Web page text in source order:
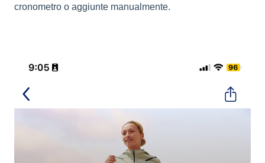
cronometro o aggiunte manualmente.